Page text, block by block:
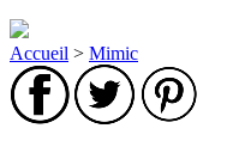
Accueil > Mimic